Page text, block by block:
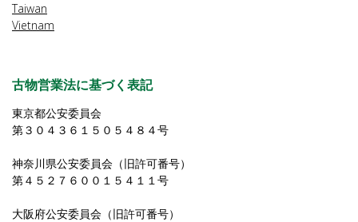
Taiwan
Vietnam
古物営業法に基づく表記
東京都公安委員会
第３０４３６１５０５４８４号
神奈川県公安委員会（旧許可番号）
第４５２７６００１５４１１号
大阪府公安委員会（旧許可番号）